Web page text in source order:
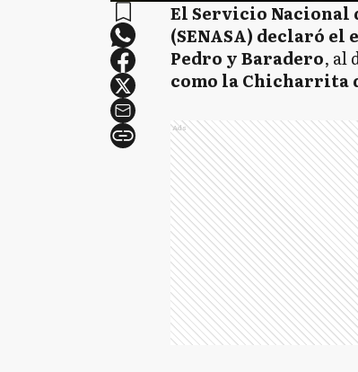
El Servicio Nacional
(SENASA) declaró
Pedro y Baradero, al
como la Chicharrita
Ads